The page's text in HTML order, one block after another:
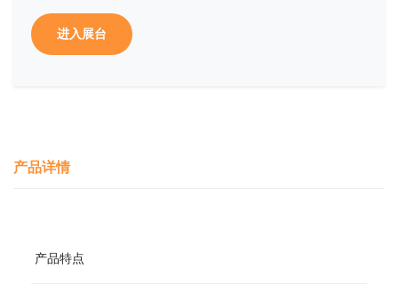
进入展台
产品详情
产品特点